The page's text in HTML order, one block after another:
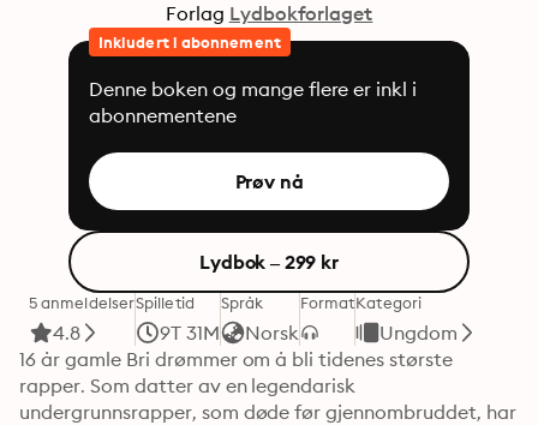
Forlag Lydbokforlaget
Inkludert i abonnement
Denne boken og mange flere er inkl i
abonnementene
Prøv nå
Lydbok – 299 kr
5 anmeldelser
4.8
Spilletid
9T 31M
Språk
Norsk
FormatKategori
Ungdom
16 år gamle Bri drømmer om å bli tidenes største
rapper. Som datter av en legendarisk
undergrunnsrapper, som døde før gjennombruddet, har